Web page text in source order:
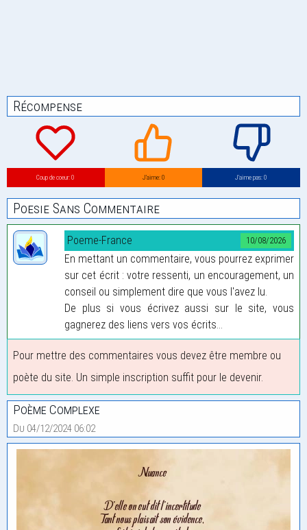
Récompense
Coup de coeur: 0 J’aime: 0 J’aime pas: 0
Poesie Sans Commentaire
10/08/2026
Poeme-France
En mettant un commentaire, vous pourrez exprimer
sur cet écrit : votre ressenti, un encouragement, un
conseil ou simplement dire que vous l'avez lu.
De plus si vous écrivez aussi sur le site, vous
gagnerez des liens vers vos écrits...
Pour mettre des commentaires vous devez être membre ou
poète du site. Un simple inscription suffit pour le devenir.
Poème Complexe
Du 04/12/2024 06:02